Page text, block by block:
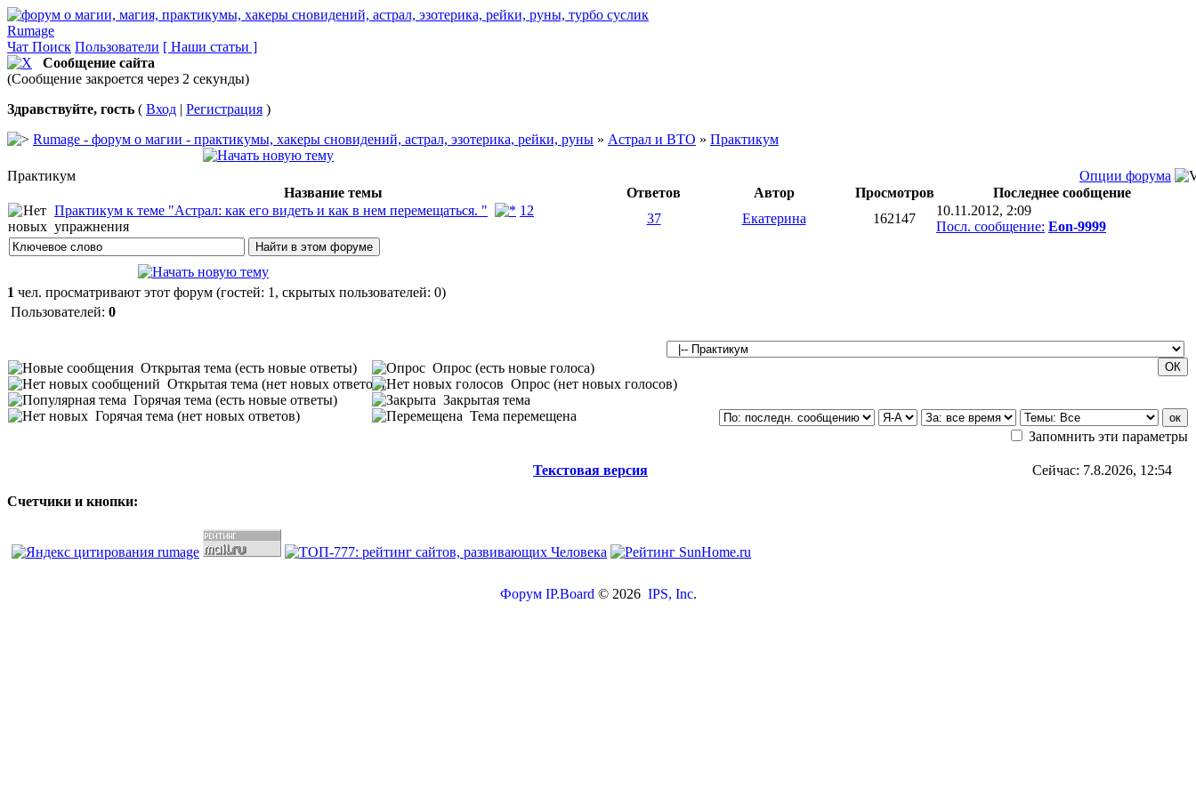
Rumage
Чат Поиск Пользователи [ Наши статьи ]
Сообщение сайта
(Сообщение закроется через 2 секунды)
Здравствуйте, гость ( Вход | Регистрация )
Rumage - форум о магии - практикумы, хакеры сновидений, астрал, эзотерика, рейки, руны » Астрал и ВТО » Практикум
Практикум
Опции форума
Название темы
Ответов Автор Просмотров
Последнее сообщение
Практикум к теме "Астрал: как его видеть и как в нем перемещаться. "
1 2
упражнения
37 Екатерина 162147
10.11.2012, 2:09
Посл. сообщение: Eon-9999
1 чел. просматривают этот форум (гостей: 1, скрытых пользователей: 0)
Пользователей: 0
Открытая тема (есть новые ответы)
Открытая тема (нет новых ответов)
Горячая тема (есть новые ответы)
Горячая тема (нет новых ответов)
Опрос (есть новые голоса)
Опрос (нет новых голосов)
Закрытая тема
Тема перемещена
Запомнить эти параметры
Текстовая версия Сейчас: 7.8.2026, 12:54
Счетчики и кнопки:
Форум IP.Board © 2026 IPS, Inc.